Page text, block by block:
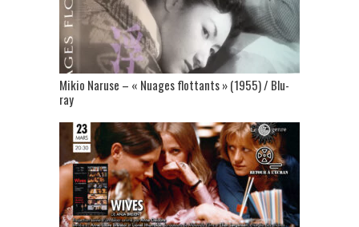
Mikio Naruse – « Nuages flottants » (1955) / Blu-
ray